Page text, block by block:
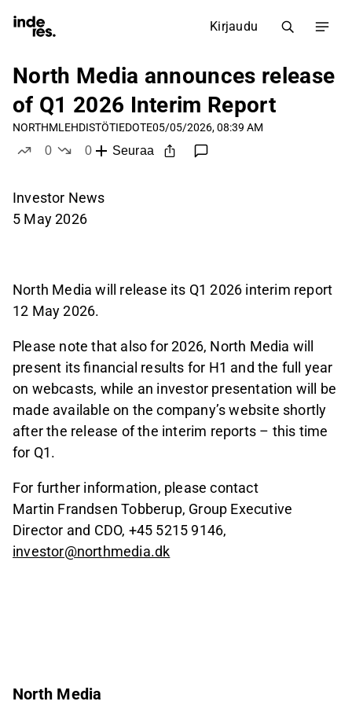
Kirjaudu
North Media announces release
of Q1 2026 Interim Report
NORTHMLEHDISTÖTIEDOTE05/05/2026, 08:39 AM
0
0
Seuraa
Investor News
5 May 2026
North Media will release its Q1 2026 interim report
12 May 2026.
Please note that also for 2026, North Media will
present its financial results for H1 and the full year
on webcasts, while an investor presentation will be
made available on the company’s website shortly
after the release of the interim reports – this time
for Q1.
For further information, please contact
Martin Frandsen Tobberup, Group Executive
Director and CDO, +45 5215 9146,
investor@northmedia.dk
North Media